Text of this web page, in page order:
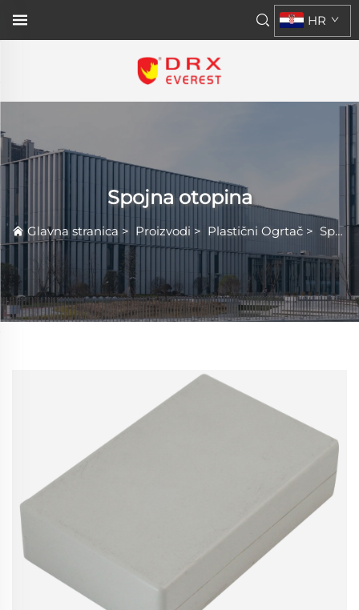
HR
Spojna otopina
Glavna stranica > Proizvodi > Plastični Ogrtač > Spojna otopina